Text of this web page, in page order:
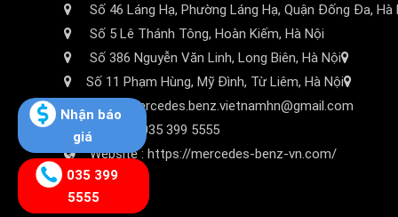
Nhận báo
giá
035 399
5555
Số 46 Láng Hạ, Phường Láng Hạ, Quận Đống Đa, Hà
Số 5 Lê Thánh Tông, Hoàn Kiếm, Hà Nội
Số 386 Nguyễn Văn Linh, Long Biên, Hà Nội
Số 11 Phạm Hùng, Mỹ Đình, Từ Liêm, Hà Nội
Email: mercedes.benz.vietnamhn@gmail.com
Hotline :
035 399 5555
Website : https://mercedes-benz-vn.com/